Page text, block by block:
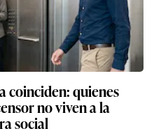
coinciden: quienes
no viven a la
social